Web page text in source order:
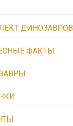
ДИНОЗАВРОВ
ФАКТЫ